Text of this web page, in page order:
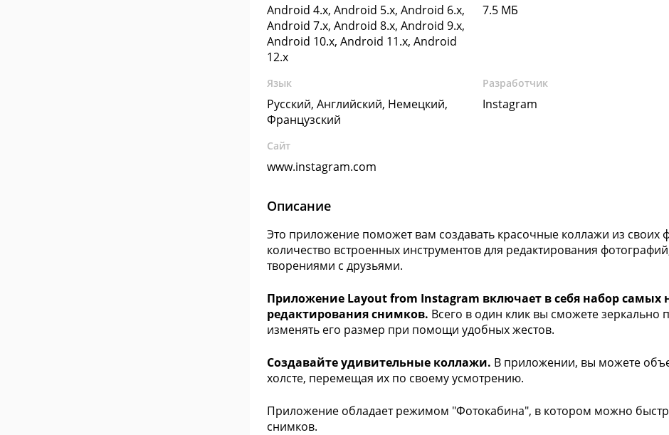
Android 4.x, Android 5.x, Android 6.x,
Android 7.x, Android 8.x, Android 9.x,
Android 10.x, Android 11.x, Android
12.x
7.5 МБ
Язык
Русский, Английский, Немецкий,
Французский
Разработчик
Instagram
Сайт
www.instagram.com
Описание
Это приложение поможет вам создавать красочные коллажи из своих
количество встроенных инструментов для редактирования
творениями с друзьями.
Приложение Layout from Instagram включает в себя набор
редактирования снимков. Всего в один клик вы сможете зеркально
изменять его размер при помощи удобных жестов.
Создавайте удивительные коллажи. В приложении, вы можете
холсте, перемещая их по своему усмотрению.
Приложение обладает режимом "Фотокабина", в котором можно
снимков.